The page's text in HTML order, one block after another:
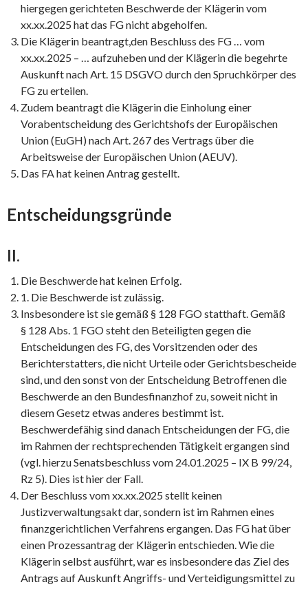
hiergegen gerichteten Beschwerde der Klägerin vom
xx.xx.2025 hat das FG nicht abgeholfen.
Die Klägerin beantragt,den Beschluss des FG … vom
xx.xx.2025 – … aufzuheben und der Klägerin die begehrte
Auskunft nach Art. 15 DSGVO durch den Spruchkörper des
FG zu erteilen.
Zudem beantragt die Klägerin die Einholung einer
Vorabentscheidung des Gerichtshofs der Europäischen
Union (EuGH) nach Art. 267 des Vertrags über die
Arbeitsweise der Europäischen Union (AEUV).
Das FA hat keinen Antrag gestellt.
Entscheidungsgründe
II.
Die Beschwerde hat keinen Erfolg.
1. Die Beschwerde ist zulässig.
Insbesondere ist sie gemäß § 128 FGO statthaft. Gemäß
§ 128 Abs. 1 FGO steht den Beteiligten gegen die
Entscheidungen des FG, des Vorsitzenden oder des
Berichterstatters, die nicht Urteile oder Gerichtsbescheide
sind, und den sonst von der Entscheidung Betroffenen die
Beschwerde an den Bundesfinanzhof zu, soweit nicht in
diesem Gesetz etwas anderes bestimmt ist.
Beschwerdefähig sind danach Entscheidungen der FG, die
im Rahmen der rechtsprechenden Tätigkeit ergangen sind
(vgl. hierzu Senatsbeschluss vom 24.01.2025 – IX B 99/24,
Rz 5). Dies ist hier der Fall.
Der Beschluss vom xx.xx.2025 stellt keinen
Justizverwaltungsakt dar, sondern ist im Rahmen eines
finanzgerichtlichen Verfahrens ergangen. Das FG hat über
einen Prozessantrag der Klägerin entschieden. Wie die
Klägerin selbst ausführt, war es insbesondere das Ziel des
Antrags auf Auskunft Angriffs- und Verteidigungsmittel zu